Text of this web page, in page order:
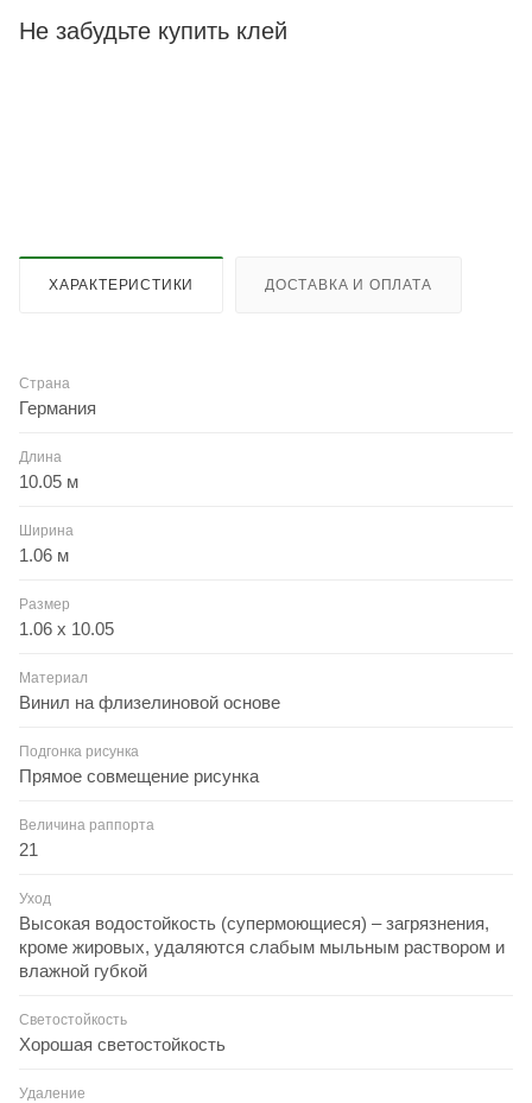
Не забудьте купить клей
ХАРАКТЕРИСТИКИ ДОСТАВКА И ОПЛАТА
Страна
Германия
Длина
10.05 м
Ширина
1.06 м
Размер
1.06 x 10.05
Материал
Винил на флизелиновой основе
Подгонка рисунка
Прямое совмещение рисунка
Величина раппорта
21
Уход
Высокая водостойкость (супермоющиеся) – загрязнения,
кроме жировых, удаляются слабым мыльным раствором и
влажной губкой
Светостойкость
Хорошая светостойкость
Удаление